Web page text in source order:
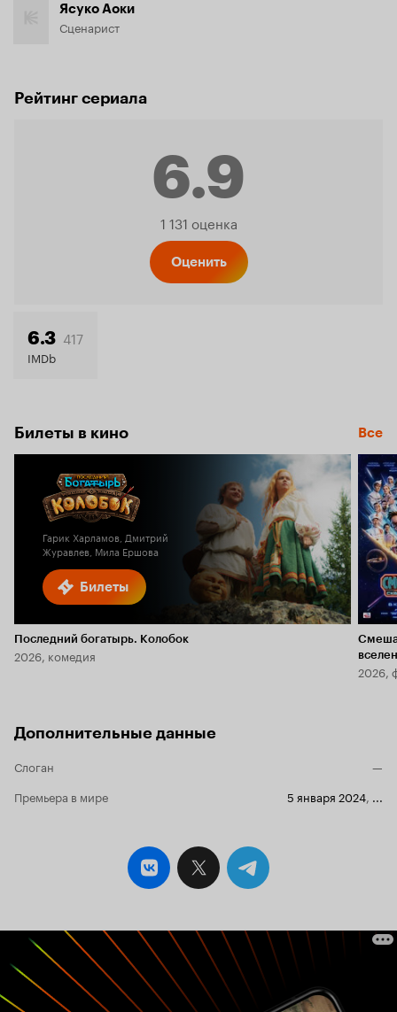
Ясуко Аоки
Сценарист
Рейтинг сериала
6.9
Рейтинг
1 131 оценка
Оценить
6.3 417
IMDb
Билеты в кино Все
Билеты
Гарик Харламов, Дмитрий
Журавлев, Мила Ершова
Последний богатырь. Колобок
2026, комедия
2026,
Дополнительные данные
Слоган
—
Премьера в мире
5 января 2024, ...